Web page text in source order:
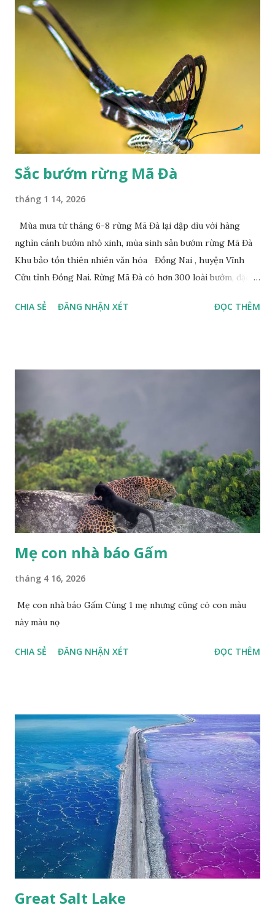
Sắc bướm rừng Mã Đà
tháng 1 14, 2026
Mùa mưa từ tháng 6-8 rừng Mã Đà lại dập dìu với hàng
nghìn cánh bướm nhỏ xinh, mùa sinh sản bướm rừng Mã Đà
Khu bảo tồn thiên nhiên văn hóa Đồng Nai , huyện Vĩnh
Cửu tỉnh Đồng Nai. Rừng Mã Đà có hơn 300 loài bướm, đặc
đuôi trắng (Lamproptera curius) đặc trưng là cái đuôi dài
CHIA SẺ ĐĂNG NHẬN XÉT ĐỌC THÊM
Mẹ con nhà báo Gấm
tháng 4 16, 2026
Mẹ con nhà báo Gấm Cùng 1 mẹ nhưng cũng có con màu
này màu nọ
CHIA SẺ ĐĂNG NHẬN XÉT ĐỌC THÊM
Great Salt Lake